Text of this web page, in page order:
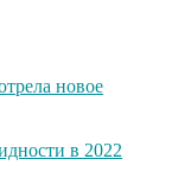
новое
в 2022